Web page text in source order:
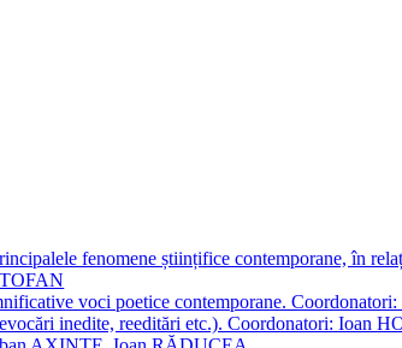
fenomene științifice contemporane, în
voci poetice contemporane.
inedite, reeditări etc.). Coordonatori: